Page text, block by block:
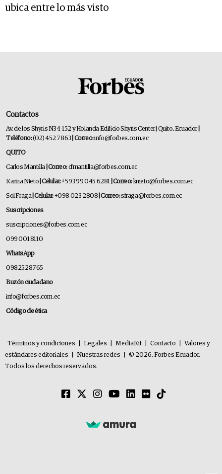
ubica entre lo más visto
Contactos
Av. de los Shyris N34-152 y Holanda Edificio Shyris Center | Quito, Ecuador
Teléfono:(02) 452 7863 | Correo:info@forbes.com.ec
QUITO
Carlos Mantilla | Correo:cfmantilla@forbes.com.ec
Karina Nieto | Celular:+593 99 045 6281 | Correo:knieto@forbes.com.ec
Sol Fraga| Celular:+098 023 2808 | Correo:sfraga@forbes.com.ec
Suscripciones
suscripciones@forbes.com.ec
099 001 8110
WhatsApp
0982528765
Buzón ciudadano
info@forbes.com.ec
Código de ética
Términos y condiciones Legales MediaKit Contacto
Valores y
estándares editoriales
Nuestras redes
© 2026. Forbes Ecuador.
Todos los derechos reservados.